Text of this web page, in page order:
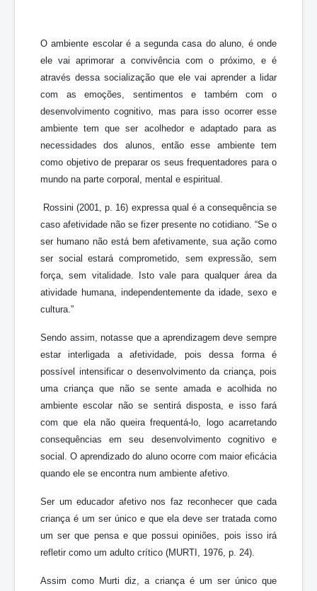
O ambiente escolar é a segunda casa do aluno, é onde
ele vai aprimorar a convivência com o próximo, e é
através dessa socialização que ele vai aprender a lidar
com as emoções, sentimentos e também com o
desenvolvimento cognitivo, mas para isso ocorrer esse
ambiente tem que ser acolhedor e adaptado para as
necessidades dos alunos, então esse ambiente tem
como objetivo de preparar os seus frequentadores para o
mundo na parte corporal, mental e espiritual.
Rossini (2001, p. 16) expressa qual é a consequência se
caso afetividade não se fizer presente no cotidiano. “Se o
ser humano não está bem afetivamente, sua ação como
ser social estará comprometido, sem expressão, sem
força, sem vitalidade. Isto vale para qualquer área da
atividade humana, independentemente da idade, sexo e
cultura.”
Sendo assim, notasse que a aprendizagem deve sempre
estar interligada a afetividade, pois dessa forma é
possível intensificar o desenvolvimento da criança, pois
uma criança que não se sente amada e acolhida no
ambiente escolar não se sentirá disposta, e isso fará
com que ela não queira frequentá-lo, logo acarretando
consequências em seu desenvolvimento cognitivo e
social. O aprendizado do aluno ocorre com maior eficácia
quando ele se encontra num ambiente afetivo.
Ser um educador afetivo nos faz reconhecer que cada
criança é um ser único e que ela deve ser tratada como
um ser que pensa e que possui opiniões, pois isso irá
refletir como um adulto crítico (MURTI, 1976, p. 24).
Assim como Murti diz, a criança é um ser único que